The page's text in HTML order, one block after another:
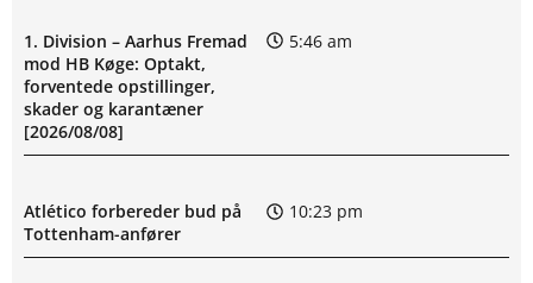
1. Division – Aarhus Fremad
mod HB Køge: Optakt,
forventede opstillinger,
skader og karantæner
[2026/08/08]
5:46 am
Atlético forbereder bud på
Tottenham-anfører
10:23 pm